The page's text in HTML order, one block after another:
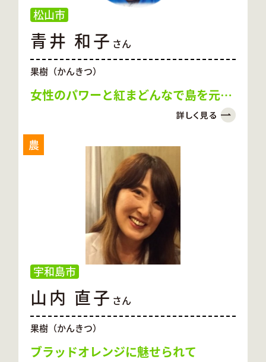
松山市
青井 和子 さん
果樹（かんきつ）
女性のパワーと紅まどんなで島を元気
農
宇和島市
山内 直子 さん
果樹（かんきつ）
ブラッドオレンジに魅せられて